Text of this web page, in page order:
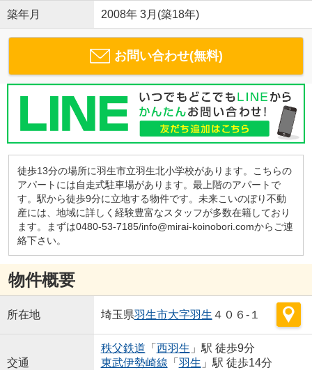
築年月 2008年 3月(築18年)
お問い合わせ(無料)
徒歩13分の場所に羽生市立羽生北小学校があります。こちらの
アパートには自走式駐車場があります。最上階のアパートで
す。駅から徒歩9分に立地する物件です。未来こいのぼり不動
産には、地域に詳しく経験豊富なスタッフが多数在籍しており
ます。まずは0480-53-7185/info@mirai-koinobori.comからご連
絡下さい。
物件概要
所在地 埼玉県羽生市大字羽生 ４０６-１
交通
秩父鉄道 「 西羽生 」駅 徒歩9分
東武伊勢崎線 「 羽生 」駅 徒歩14分